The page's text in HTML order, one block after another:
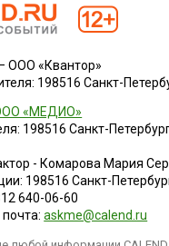
ООО «Квантор»
198516 Санкт-
«МЕДИО»
198516 Санкт-
- Комарова Мария
198516 Санкт-
640-06-60
почта:askme@calend.ru